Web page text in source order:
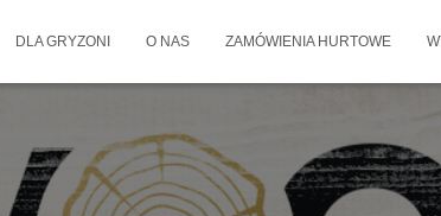
DLA GRYZONI O NAS ZAMÓWIENIA HURTOWE